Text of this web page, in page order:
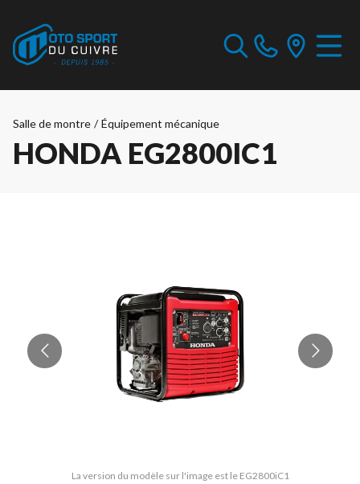
Salle de montre / Équipement mécanique
HONDA EG2800IC1
La version du modèle sur l'image est le EG2800iC1